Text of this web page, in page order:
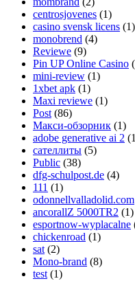
centrosjovenes (1)
casino svensk licens (1)
monobrend (4)
Reviewe (9)
Pin UP Online Casino
mini-review (1)
1xbet apk (1)
Maxi reviewe (1)
Post(86)
Макси-обзорник (1)
adobe generative ai 2
сателлиты (5)
Public (38)
dfg-schulpost.de (4)
111 (1)
odonnellvalladolid.com
ancorallZ 5000TR2 (1)
esportnow-wyplacalne
chickenroad (1)
sat(2)
Mono-brand (8)
test(1)